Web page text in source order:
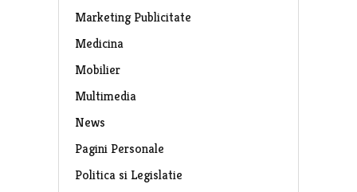
Marketing Publicitate
Medicina
Mobilier
Multimedia
News
Pagini Personale
Politica si Legislatie